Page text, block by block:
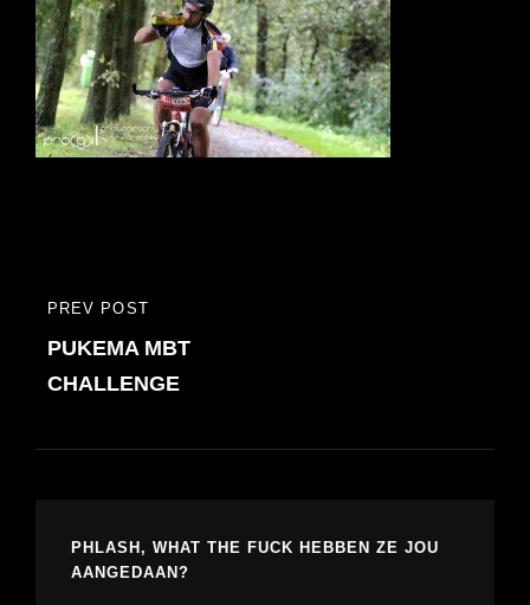
Bericht
navigatie
PREVIOUS
POST
PREV POST
PUKEMA MBT
CHALLENGE
PHLASH, WHAT THE FUCK HEBBEN ZE JOU
AANGEDAAN?